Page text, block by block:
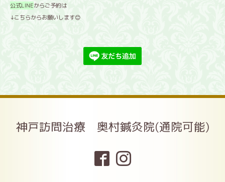
公式LINEからご予約は
↓こちらからお願いします😊
神戸訪問治療 奥村鍼灸院(通院可能)